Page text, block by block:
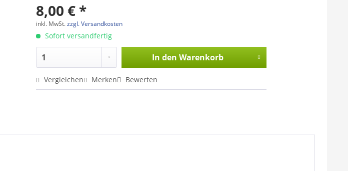
8,00 € *
inkl. MwSt.zzgl. Versandkosten
Sofort versandfertig
In den Warenkorb
Vergleichen Merken Bewerten